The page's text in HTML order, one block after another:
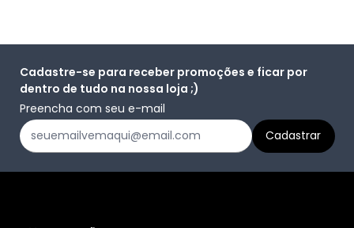
Cadastre-se para receber promoções e ficar por
dentro de tudo na nossa loja ;)
Preencha com seu e-mail